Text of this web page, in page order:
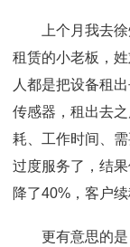
上个月我去
租赁的小老板，
人都是把设备租
传感器，租出去
耗、工作时间、
过度服务了，结
降了40%，客户续
更有意思的